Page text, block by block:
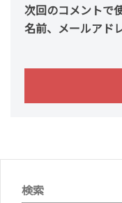
次回のコメントで
名前、メールアド
検索